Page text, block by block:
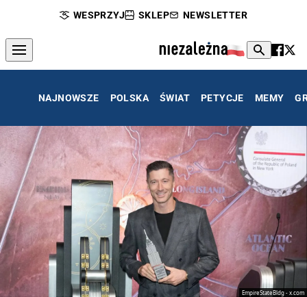
WESPRZYJ SKLEP NEWSLETTER
NAJNOWSZE POLSKA ŚWIAT PETYCJE MEMY
EmpireStateBldg - x.com